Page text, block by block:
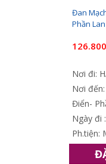
Đan
Phần
Nơi đi:
Nơi
Điển-
Ngày đi
Ph.tiện: